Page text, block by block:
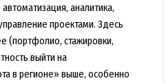
аналитика,
проектами. Здесь
(портфолио, стажировки,
выйти на
в регионе» выше, особенно